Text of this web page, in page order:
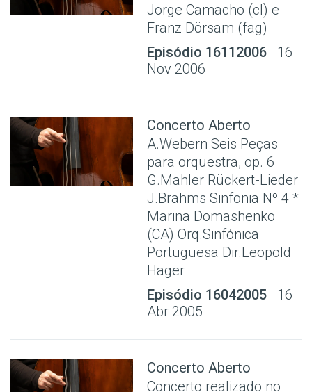
Jorge Camacho (cl) e
Franz Dörsam (fag)
Episódio 16112006
16
Nov 2006
Concerto Aberto
A.Webern Seis Peças
para orquestra, op. 6
G.Mahler Rückert-Lieder
J.Brahms Sinfonia Nº 4 *
Marina Domashenko
(CA) Orq.Sinfónica
Portuguesa Dir.Leopold
Hager
Episódio 16042005
16
Abr 2005
Concerto Aberto
Concerto realizado no